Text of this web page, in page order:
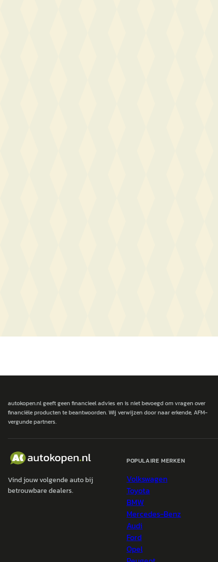
autokopen.nl geeft geen financieel advies en is niet bevoegd om vragen over
financiële producten te beantwoorden. Wij verwijzen door naar erkende, AFM-
vergunde partners.
Vind jouw volgende auto bij
betrouwbare dealers.
POPULAIRE MERKEN
Volkswagen
Toyota
BMW
Mercedes-Benz
Audi
Ford
Opel